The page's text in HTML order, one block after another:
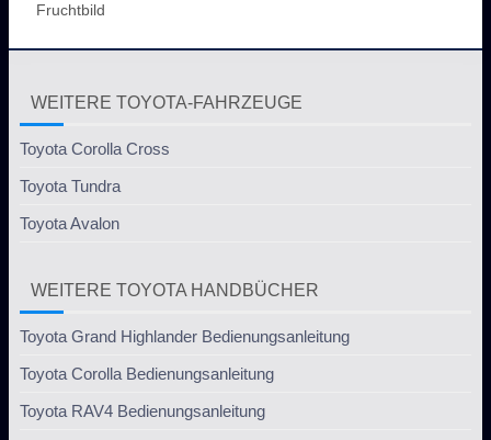
Fruchtbild
WEITERE TOYOTA-FAHRZEUGE
Toyota Corolla Cross
Toyota Tundra
Toyota Avalon
WEITERE TOYOTA HANDBÜCHER
Toyota Grand Highlander Bedienungsanleitung
Toyota Corolla Bedienungsanleitung
Toyota RAV4 Bedienungsanleitung